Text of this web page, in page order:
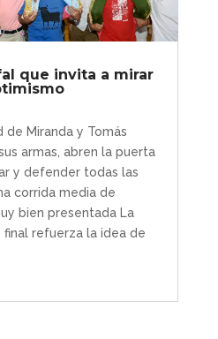
que invita a mirar
de Miranda y Tomás
armas, abren la puerta
y defender todas las
corrida media de
bien presentada La
refuerza la idea de